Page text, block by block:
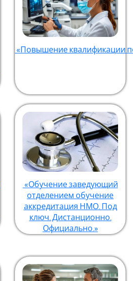
«Повышение квалификации
«Обучение заведующий
отделением обучение
аккредитация НМО. Под
ключ. Дистанционно.
Официально.»